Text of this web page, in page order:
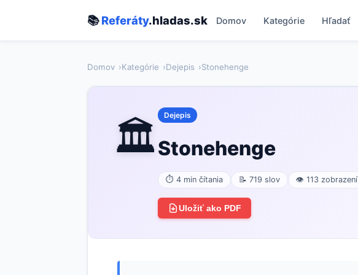
📚Referáty.hladas.sk Domov Kategórie Hľadať
Domov Kategórie Dejepis Stonehenge
🏛️ Dejepis
Stonehenge
⏱ 4 min čítania 📝 719 slov 👁 113 zobrazení
Uložiť ako PDF